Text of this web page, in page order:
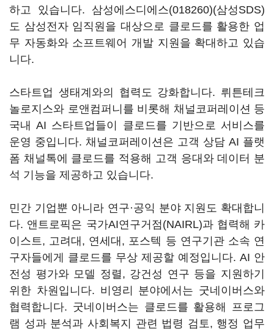
하고 있습니다. 삼성에스디에스(018260)(삼성SDS)
도 삼성전자 임직원을 대상으로 클로드를 활용한 업
무 자동화와 소프트웨어 개발 지원을 확대하고 있습
니다.
스타트업 생태계와의 협력도 강화합니다. 뤼튼테크
놀로지스와 로앤컴퍼니를 비롯해 채널코퍼레이션 등
국내 AI 스타트업들이 클로드를 기반으로 서비스를
운영 중입니다. 채널코퍼레이션은 고객 상담 AI 플랫
폼 채널톡에 클로드를 적용해 고객 응대와 데이터 분
석 기능을 제공하고 있습니다.
민간 기업뿐 아니라 연구·공익 분야 지원도 확대합니
다. 앤트로픽은 국가AI연구거점(NAIRL)과 협력해 카
이스트, 고려대, 연세대, 포스텍 등 연구기관 소속 연
구자들에게 클로드를 무상 제공할 예정입니다. AI 안
전성 평가와 모델 정렬, 강건성 연구 등을 지원하기
위한 차원입니다. 비영리 분야에서는 굿네이버스와
협력합니다. 굿네이버스는 클로드를 활용해 프로그
램 성과 분석과 사회복지 관련 법령 검토, 행정 업무